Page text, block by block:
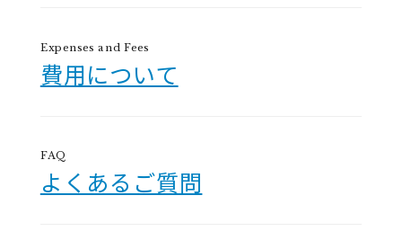
Expenses and Fees
費用について
FAQ
よくあるご質問